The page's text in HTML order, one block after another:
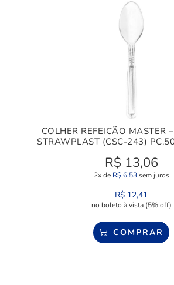
COLHER REFEICÃO MASTER
STRAWPLAST (CSC-243)
R$ 13,06
2x de R$6,53sem juros
R$ 12,41
no boleto à vista (5% off)
COMPRAR